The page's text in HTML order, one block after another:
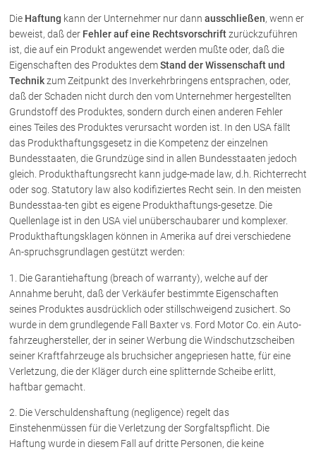
Die Haftung kann der Unternehmer nur dann ausschließen, wenn er
beweist, daß der Fehler auf eine Rechtsvorschriftzurückzuführen
ist, die auf ein Produkt angewendet werden mußte oder, daß die
Eigenschaften des Produktes demStand der Wissenschaft und
Technikzum Zeitpunkt des Inverkehrbringens entsprachen, oder,
daß der Schaden nicht durch den vom Unternehmer hergestellten
Grundstoff des Produktes, sondern durch einen anderen Fehler
eines Teiles des Produktes verursacht worden ist. In den USA fällt
das Produkthaftungsgesetz in die Kompetenz der einzelnen
Bundesstaaten, die Grundzüge sind in allen Bundesstaaten jedoch
gleich. Produkthaftungsrecht kann judge-made law, d.h. Richterrecht
oder sog. Statutory law also kodifiziertes Recht sein. In den meisten
Bundesstaa-ten gibt es eigene Produkthaftungs-gesetze. Die
Quellenlage ist in den USA viel unüberschaubarer und komplexer.
Produkthaftungsklagen können in Amerika auf drei verschiedene
An-spruchsgrundlagen gestützt werden:
1. Die Garantiehaftung (breach of warranty), welche auf der
Annahme beruht, daß der Verkäufer bestimmte Eigenschaften
seines Produktes ausdrücklich oder stillschweigend zusichert. So
wurde in dem grundlegende Fall Baxter vs. Ford Motor Co. ein Auto-
fahrzeughersteller, der in seiner Werbung die Windschutzscheiben
seiner Kraftfahrzeuge als bruchsicher angepriesen hatte, für eine
Verletzung, die der Kläger durch eine splitternde Scheibe erlitt,
haftbar gemacht.
2. Die Verschuldenshaftung (negligence) regelt das
Einstehenmüssen für die Verletzung der Sorgfaltspflicht. Die
Haftung wurde in diesem Fall auf dritte Personen, die keine